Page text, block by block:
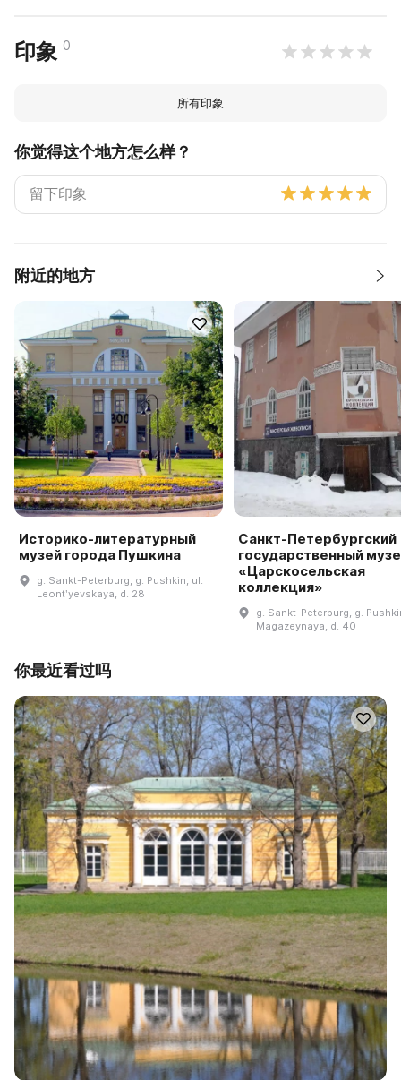
印象 0
所有印象
你觉得这个地方怎么样？
附近的地方
Историко-литературный
музей города Пушкина
g. Sankt-Peterburg, g. Pushkin, ul.
Leontʹyevskaya, d. 28
Санкт-Петербургский
государственный
«Царскосельская
коллекция»
g. Sankt-Peterburg, g.
Magazeynaya, d. 40
你最近看过吗